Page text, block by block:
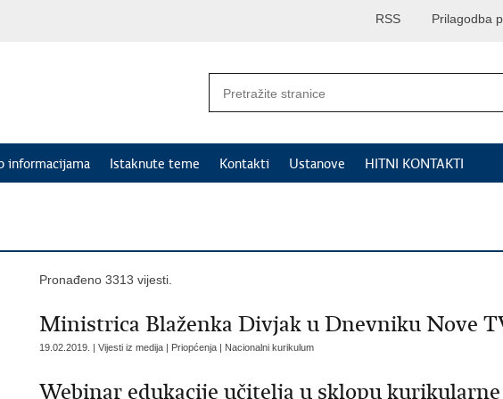
Prilagodba
RSS
informacijama Istaknute teme Kontakti Ustanove HITNI KONTAKTI
Pronađeno 3313 vijesti.
Ministrica Blaženka Divjak u Dnevniku Nove
19.02.2019. | Vijesti iz medija | Priopćenja | Nacionalni kurikulum
Webinar edukacije učitelja u sklopu